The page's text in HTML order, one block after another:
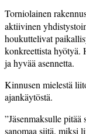
Torniolainen
aktiivinen
houkuttelivat
konkreettista hyötyä.
ja hyvää asennetta.
Kinnusen mielestä
ajankäytöstä.
”Jäsenmaksulle pitää
sanomaa siitä, miksi